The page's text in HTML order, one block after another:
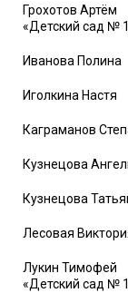
Грохотов
«Детский сад №
Иванова
Иголкина
Каграманов
Кузнецова
Кузнецова
Лесовая
Лукин
«Детский сад №